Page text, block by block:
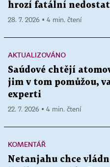
hrozí fatální
28. 7. 2026 ▪ 4 min. čtení
AKTUALIZOVÁNO
Saúdové chtějí
jim v tom pomůžou,
experti
22. 7. 2026 ▪ 4 min. čtení
KOMENTÁŘ
Netanjahu chce